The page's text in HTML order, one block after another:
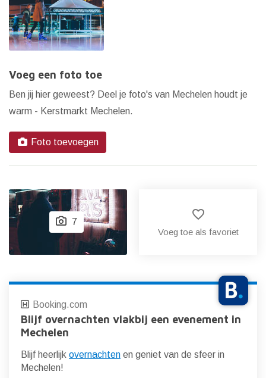
Voeg een foto toe
Ben jij hier geweest? Deel je foto's van Mechelen houdt je
warm - Kerstmarkt Mechelen.
Foto toevoegen
7
favorite_border
Voeg toe als favoriet
Booking.com
Blijf overnachten vlakbij een evenement in
Mechelen
Blijf heerlijk overnachten en geniet van de sfeer in
Mechelen!